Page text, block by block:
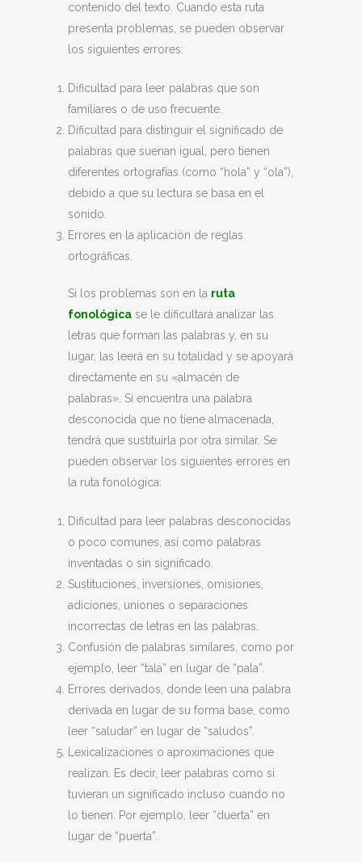
contenido del texto. Cuando esta ruta
presenta problemas, se pueden observar
los siguientes errores:
Dificultad para leer palabras que son
familiares o de uso frecuente.
Dificultad para distinguir el significado de
palabras que suenan igual, pero tienen
diferentes ortografías (como “hola” y “ola”),
debido a que su lectura se basa en el
sonido.
Errores en la aplicación de reglas
ortográficas.
Si los problemas son en la ruta
fonológica se le dificultará analizar las
letras que forman las palabras y, en su
lugar, las leerá en su totalidad y se apoyará
directamente en su «almacén de
palabras». Si encuentra una palabra
desconocida que no tiene almacenada,
tendrá que sustituirla por otra similar. Se
pueden observar los siguientes errores en
la ruta fonológica:
Dificultad para leer palabras desconocidas
o poco comunes, así como palabras
inventadas o sin significado.
Sustituciones, inversiones, omisiones,
adiciones, uniones o separaciones
incorrectas de letras en las palabras.
Confusión de palabras similares, como por
ejemplo, leer “tala” en lugar de “pala”.
Errores derivados, donde leen una palabra
derivada en lugar de su forma base, como
leer “saludar” en lugar de “saludos”.
Lexicalizaciones o aproximaciones que
realizan. Es decir, leer palabras como si
tuvieran un significado incluso cuando no
lo tienen. Por ejemplo, leer “duerta” en
lugar de “puerta”.